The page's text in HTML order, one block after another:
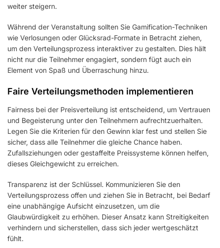
weiter steigern.
Während der Veranstaltung sollten Sie Gamification-Techniken
wie Verlosungen oder Glücksrad-Formate in Betracht ziehen,
um den Verteilungsprozess interaktiver zu gestalten. Dies hält
nicht nur die Teilnehmer engagiert, sondern fügt auch ein
Element von Spaß und Überraschung hinzu.
Faire Verteilungsmethoden implementieren
Fairness bei der Preisverteilung ist entscheidend, um Vertrauen
und Begeisterung unter den Teilnehmern aufrechtzuerhalten.
Legen Sie die Kriterien für den Gewinn klar fest und stellen Sie
sicher, dass alle Teilnehmer die gleiche Chance haben.
Zufallsziehungen oder gestaffelte Preissysteme können helfen,
dieses Gleichgewicht zu erreichen.
Transparenz ist der Schlüssel. Kommunizieren Sie den
Verteilungsprozess offen und ziehen Sie in Betracht, bei Bedarf
eine unabhängige Aufsicht einzusetzen, um die
Glaubwürdigkeit zu erhöhen. Dieser Ansatz kann Streitigkeiten
verhindern und sicherstellen, dass sich jeder wertgeschätzt
fühlt.